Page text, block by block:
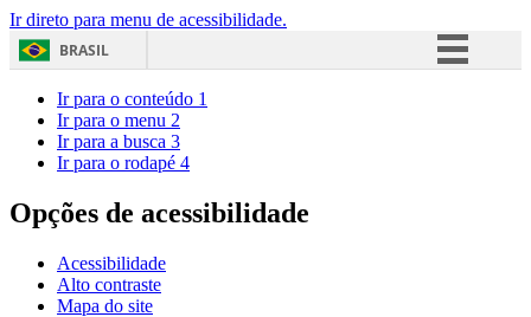
Ir direto para menu de acessibilidade.
BRASIL
Acesso à informação
Ir para o conteúdo 1
Ir para o menu 2
Ir para a busca 3
Ir para o rodapé 4
Opções de acessibilidade
Acessibilidade
Alto contraste
Mapa do site